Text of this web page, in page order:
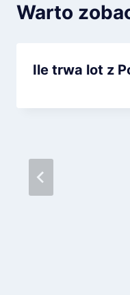
Warto
Ile trwa lot z